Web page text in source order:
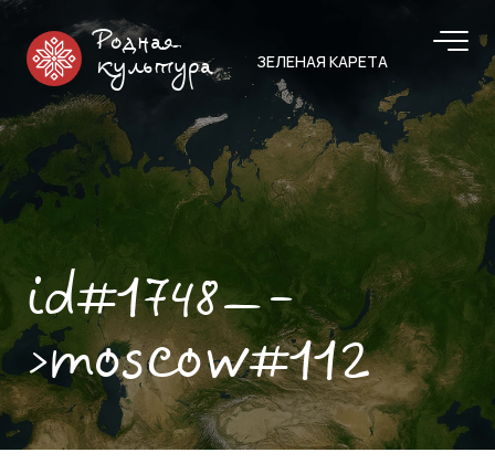
Родная
культура
ЗЕЛЕНАЯ КАРЕТА
id#1748—-
>moscow#112